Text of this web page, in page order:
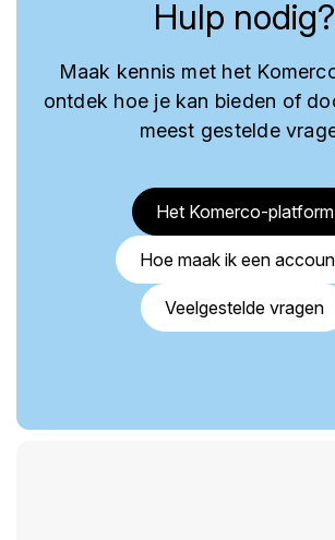
Hulp nodig?
Maak kennis met het
ontdek hoe je kan bieden of
meest gestelde
Het Komerco-platform
Hoe maak ik een
Veelgestelde vragen